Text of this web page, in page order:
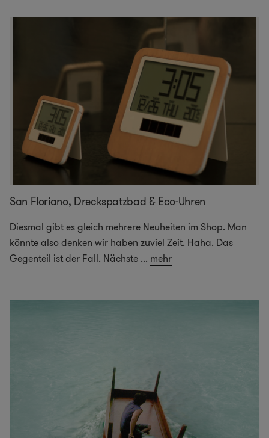
San Floriano, Dreckspatzbad & Eco-Uhren
Diesmal gibt es gleich mehrere Neuheiten im Shop. Man
könnte also denken wir haben zuviel Zeit. Haha. Das
Gegenteil ist der Fall. Nächste ... mehr